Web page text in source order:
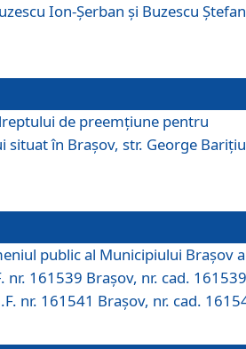
Ion-Şerban și Buzescu
de preemţiune pentru
în Braşov, str. George
public al Municipiului Braşov a
nr. 161539 Brașov, nr. cad.
nr. 161541 Brașov, nr. cad.